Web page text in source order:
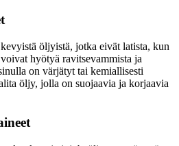
öljyistä, jotka eivät latista, kun
hyötyä ravitsevammista ja
on värjätyt tai kemiallisesti
öljy, jolla on suojaavia ja korjaavia